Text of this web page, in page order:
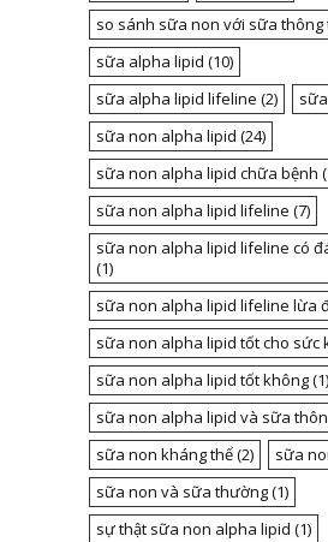
so sánh sữa non với sữa
sữa alpha lipid (10)
sữa alpha lipid lifeline (2)
sữa non alpha lipid (24)
sữa non alpha lipid chữa bệnh
sữa non alpha lipid lifeline (7)
sữa non alpha lipid lifeline có
(1)
sữa non alpha lipid lifeline lừa
sữa non alpha lipid tốt cho sức
sữa non alpha lipid tốt không(1)
sữa non alpha lipid và sữa
sữa non kháng thể(2) sữa
sữa non và sữa thường(1)
sự thật sữa non alpha lipid (1)